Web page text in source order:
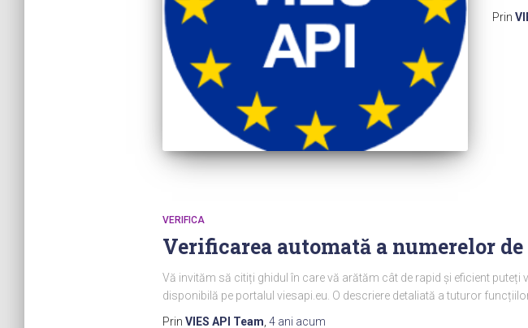
Prin
VERIFICA
Verificarea automată a numerelor
Vă invităm să citiți ghidul în care vă arătăm cât de rapid și eficient
disponibilă pe portalul viesapi.eu. O descriere detaliată a tuturor
Prin VIES API Team 4 ani acum